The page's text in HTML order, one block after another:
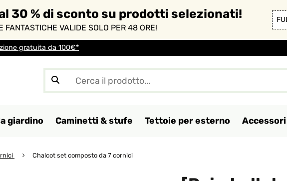
30 % di sconto su prodotti selezionati!
FANTASTICHE VALIDE SOLO PER 48 ORE!
gratuita da 100€*
giardino Caminetti & stufe Tettoie per esterno
Chalcot set composto da 7 cornici